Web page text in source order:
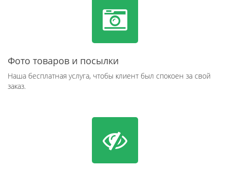
Фото товаров и посылки
Наша бесплатная услуга, чтобы клиент был спокоен за свой
заказ.